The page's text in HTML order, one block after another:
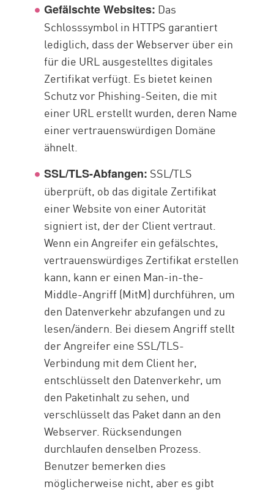
Gefälschte Websites: Das
Schlosssymbol in HTTPS garantiert
lediglich, dass der Webserver über ein
für die URL ausgestelltes digitales
Zertifikat verfügt. Es bietet keinen
Schutz vor Phishing-Seiten, die mit
einer URL erstellt wurden, deren Name
einer vertrauenswürdigen Domäne
ähnelt.
SSL/TLS-Abfangen: SSL/TLS
überprüft, ob das digitale Zertifikat
einer Website von einer Autorität
signiert ist, der der Client vertraut.
Wenn ein Angreifer ein gefälschtes,
vertrauenswürdiges Zertifikat erstellen
kann, kann er einen Man-in-the-
Middle-Angriff (MitM) durchführen, um
den Datenverkehr abzufangen und zu
lesen/ändern. Bei diesem Angriff stellt
der Angreifer eine SSL/TLS-
Verbindung mit dem Client her,
entschlüsselt den Datenverkehr, um
den Paketinhalt zu sehen, und
verschlüsselt das Paket dann an den
Webserver. Rücksendungen
durchlaufen denselben Prozess.
Benutzer bemerken dies
möglicherweise nicht, aber es gibt